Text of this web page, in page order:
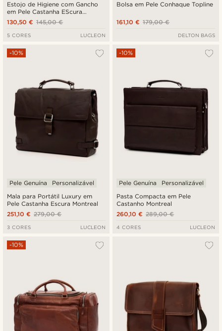
Estojo de Higiene com Gancho
em Pele Castanha EScura
California 145,00 €
130,50 €
5 CORES LUCLEON
Bolsa em Pele Conhaque Topline
179,00 €
161,10 €
DELTON BAGS
Mala para Portátil Luxury em
Pele Castanha Escura Montreal
-10%
Pele Genuína Personalizável
279,00 €
251,10 €
3 CORES LUCLEON
Pasta Compacta em Pele
Castanho Montreal
-10%
Pele Genuína Personalizável
289,00 €
260,10 €
4 CORES LUCLEON
-10%